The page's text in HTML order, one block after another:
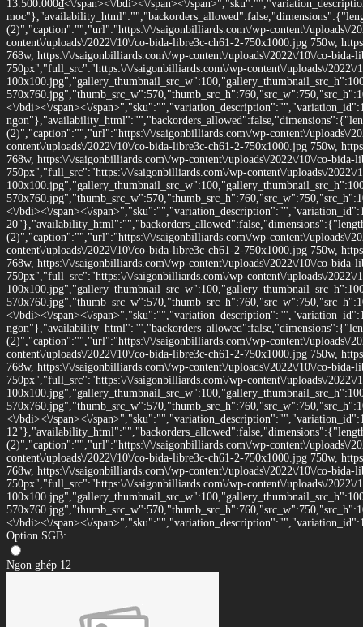
13.500.000₫<\/span><\/bdi><\/span><\/
(2)","caption":"","url":"https:\/\/saigonbilliards.com\/wp-content\/uploads\/
content\/uploads\/2022\/10\/co-bida-libre3c-ch61-2-750x1000.jpg 750w,
768w, https:\/\/saigonbilliards.com\/wp-content\/uploads\/2022\/10\/co-
750px","full_src":"https:\/\/saigonbilliards.com\/wp-content\/uploads\/
<\/bdi><\/span><\/
(2)","caption":"","url":"https:\/\/saigonbilliards.com\/wp-content\/uploads\/
content\/uploads\/2022\/10\/co-bida-libre3c-ch61-2-750x1000.jpg 750w,
768w, https:\/\/saigonbilliards.com\/wp-content\/uploads\/2022\/10\/co-
750px","full_src":"https:\/\/saigonbilliards.com\/wp-content\/uploads\/
<\/bdi><\/span><\/
(2)","caption":"","url":"https:\/\/saigonbilliards.com\/wp-content\/uploads\/
content\/uploads\/2022\/10\/co-bida-libre3c-ch61-2-750x1000.jpg 750w,
768w, https:\/\/saigonbilliards.com\/wp-content\/uploads\/2022\/10\/co-
750px","full_src":"https:\/\/saigonbilliards.com\/wp-content\/uploads\/
<\/bdi><\/span><\/
(2)","caption":"","url":"https:\/\/saigonbilliards.com\/wp-content\/uploads\/
content\/uploads\/2022\/10\/co-bida-libre3c-ch61-2-750x1000.jpg 750w,
768w, https:\/\/saigonbilliards.com\/wp-content\/uploads\/2022\/10\/co-
750px","full_src":"https:\/\/saigonbilliards.com\/wp-content\/uploads\/
<\/bdi><\/span><\/
(2)","caption":"","url":"https:\/\/saigonbilliards.com\/wp-content\/uploads\/
content\/uploads\/2022\/10\/co-bida-libre3c-ch61-2-750x1000.jpg 750w,
768w, https:\/\/saigonbilliards.com\/wp-content\/uploads\/2022\/10\/co-
750px","full_src":"https:\/\/saigonbilliards.com\/wp-content\/uploads\/
<\/bdi><\/span><\/
Option SGB:
Ngọn ghép 12